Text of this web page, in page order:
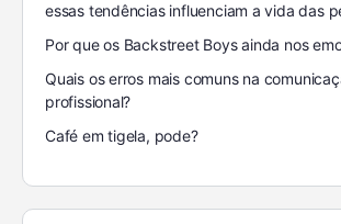
essas tendências influenciam a vida das
Por que os Backstreet Boys ainda nos
Quais os erros mais comuns na
profissional?
Café em tigela, pode?